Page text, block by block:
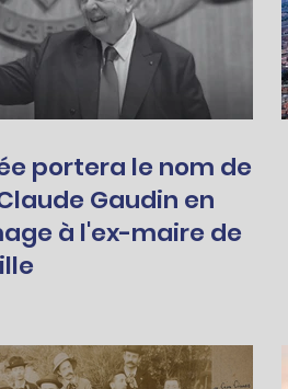
portera le nom de
Gaudin en
à l'ex-maire de